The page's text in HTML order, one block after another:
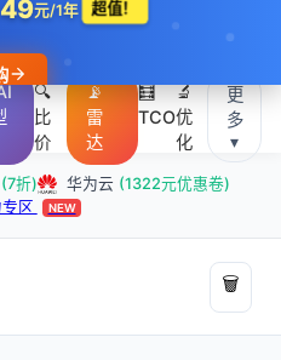
低至1折，立即领券！
→
49元/1年 超值！
🔍
比
价
📡
雷
达
🧮
TCO
🔬
优
化
更
多
▾
(7折) 华为云 (1322元优惠卷)
区
NEW
🗑️